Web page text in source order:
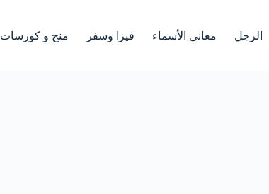
الرجل معاني الأسماء فيزا وسفر منح و كورسات